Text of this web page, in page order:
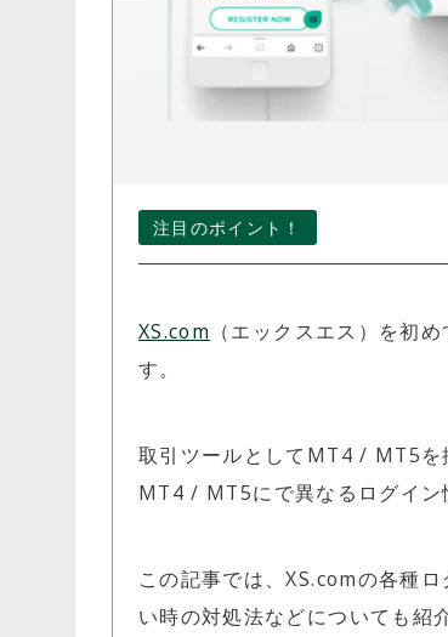
注目のポイント！
XS.com （エックスエス）を初
す。
取引ツールとしてMT4 / MT5を
MT4 / MT5にで異なるログイン
この記事では、XS.comの各種
い時の対処法などについても紹